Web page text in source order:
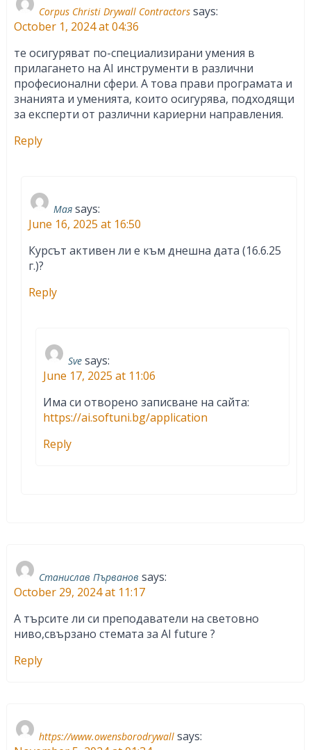
Corpus Christi Drywall Contractors says:
October 1, 2024 at 04:36
те осигуряват по-специализирани умения в
прилагането на AI инструменти в различни
професионални сфери. А това прави програмата и
знанията и уменията, които осигурява, подходящи
за експерти от различни кариерни направления.
Reply
Мая says:
June 16, 2025 at 16:50
Курсът активен ли е към днешна дата (16.6.25
г.)?
Reply
Sve says:
June 17, 2025 at 11:06
Има си отворено записване на сайта:
https://ai.softuni.bg/application
Reply
Станислав Първанов says:
October 29, 2024 at 11:17
А търсите ли си преподаватели на световно
ниво,свързано стемата за AI future ?
Reply
https://www.owensborodrywall says: